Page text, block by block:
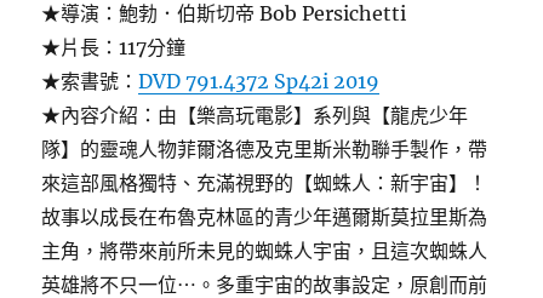
★導演：鮑勃．伯斯切帝 Bob Persichetti
★片長：117分鐘
★索書號：DVD 791.4372 Sp42i 2019
★內容介紹：由【樂高玩電影】系列與【龍虎少年
隊】的靈魂人物菲爾洛德及克里斯米勒聯手製作，帶
來這部風格獨特、充滿視野的【蜘蛛人：新宇宙】！
故事以成長在布魯克林區的青少年邁爾斯莫拉里斯為
主角，將帶來前所未見的蜘蛛人宇宙，且這次蜘蛛人
英雄將不只一位⋯。多重宇宙的故事設定，原創而前